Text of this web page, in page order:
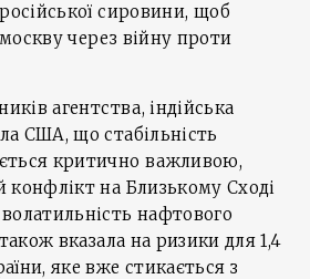
сировини, щоб
через війну проти
агентства, індійська
США, що стабільність
критично важливою,
конфлікт на Близькому Сході
нафтового
вказала на ризики для 1,4
яке вже стикається з